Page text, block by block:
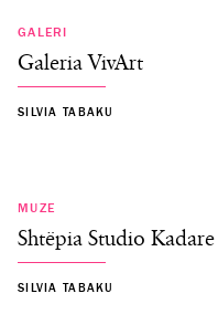
GALERI
Galeria VivArt
SILVIA TABAKU
MUZE
Shtëpia Studio Kadare
SILVIA TABAKU